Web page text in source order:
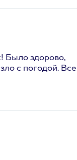
Было здорово,
с погодой. Все